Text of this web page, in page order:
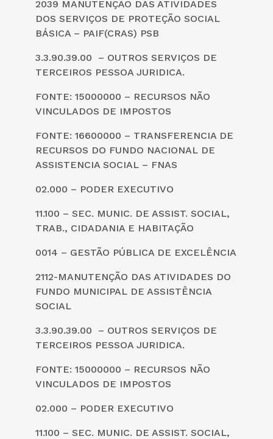
2039 MANUTENÇÃO DAS ATIVIDADES
DOS SERVIÇOS DE PROTEÇÃO SOCIAL
BÁSICA – PAIF(CRAS) PSB
3.3.90.39.00 – OUTROS SERVIÇOS DE
TERCEIROS PESSOA JURIDICA.
FONTE: 15000000 – RECURSOS NÃO
VINCULADOS DE IMPOSTOS
FONTE: 16600000 – TRANSFERENCIA DE
RECURSOS DO FUNDO NACIONAL DE
ASSISTENCIA SOCIAL – FNAS
02.000 – PODER EXECUTIVO
11.100 – SEC. MUNIC. DE ASSIST. SOCIAL,
TRAB., CIDADANIA E HABITAÇÃO
0014 – GESTÃO PÚBLICA DE EXCELÊNCIA
2112-MANUTENÇÃO DAS ATIVIDADES DO
FUNDO MUNICIPAL DE ASSISTÊNCIA
SOCIAL
3.3.90.39.00 – OUTROS SERVIÇOS DE
TERCEIROS PESSOA JURIDICA.
FONTE: 15000000 – RECURSOS NÃO
VINCULADOS DE IMPOSTOS
02.000 – PODER EXECUTIVO
11.100 – SEC. MUNIC. DE ASSIST. SOCIAL,